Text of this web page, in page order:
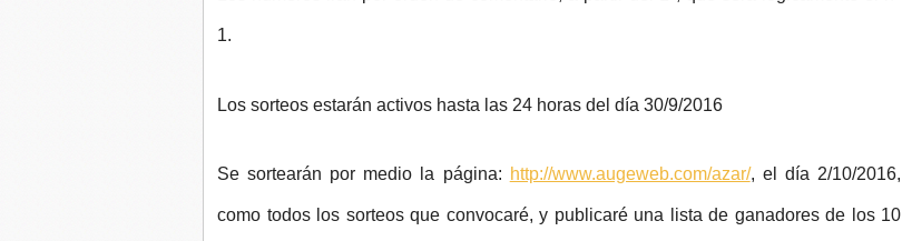
1.
Los sorteos estarán activos hasta las 24 horas del día 30/9/2016
Se sortearán por medio la página: http://www.augeweb.com/azar/, el día 2/10/2016,
como todos los sorteos que convocaré, y publicaré una lista de ganadores de los 10